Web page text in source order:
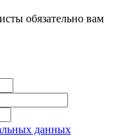
обязательно вам
данных